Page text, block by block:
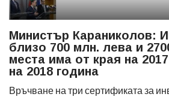
Министър Караниколов:
близо 700 млн. лева и
места има от края на
на 2018 година
Връчване на три сертификата за